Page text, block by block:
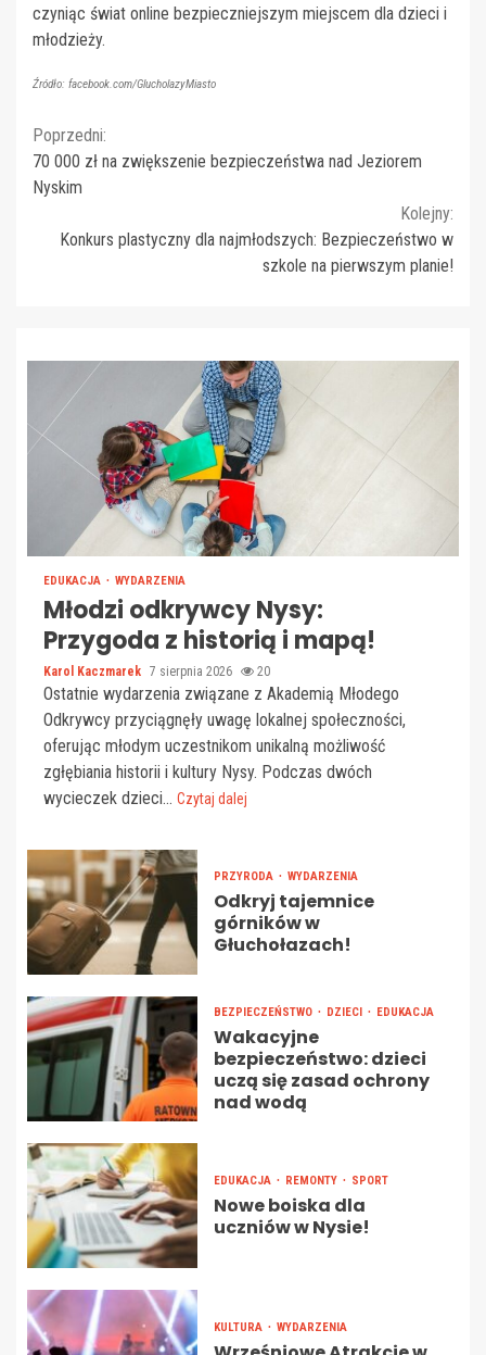
czyniąc świat online bezpieczniejszym miejscem dla dzieci i
młodzieży.
Źródło: facebook.com/GlucholazyMiasto
Continue
Reading
Poprzedni:
70 000 zł na zwiększenie bezpieczeństwa nad Jeziorem
Nyskim
Kolejny:
Konkurs plastyczny dla najmłodszych: Bezpieczeństwo w
szkole na pierwszym planie!
EDUKACJA WYDARZENIA
Młodzi odkrywcy Nysy:
Przygoda z historią i mapą!
Karol Kaczmarek 7 sierpnia 2026 20
Ostatnie wydarzenia związane z Akademią Młodego
Odkrywcy przyciągnęły uwagę lokalnej społeczności,
oferując młodym uczestnikom unikalną możliwość
zgłębiania historii i kultury Nysy. Podczas dwóch
wycieczek dzieci... Czytaj dalej
PRZYRODA WYDARZENIA
Odkryj tajemnice
górników w
Głuchołazach!
BEZPIECZEŃSTWO DZIECI EDUKACJA
Wakacyjne
bezpieczeństwo: dzieci
uczą się zasad ochrony
nad wodą
EDUKACJA REMONTY SPORT
Nowe boiska dla
uczniów w Nysie!
KULTURA WYDARZENIA